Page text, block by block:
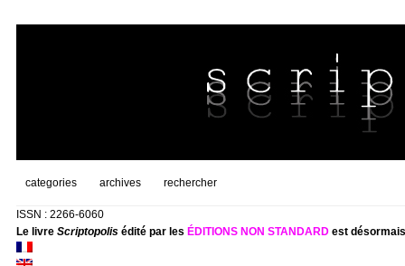
categories archives rechercher
ISSN : 2266-6060
Le livre Scriptopolisédité par les ÉDITIONS NON STANDARDest